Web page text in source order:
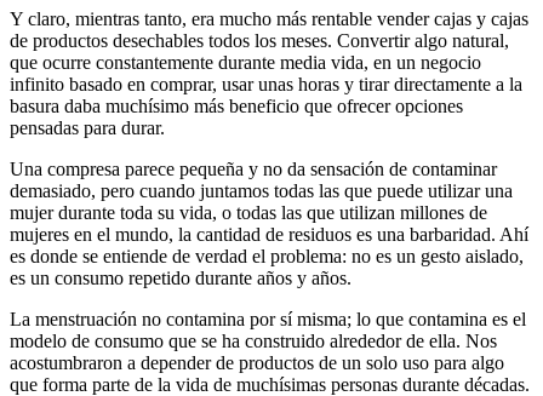
Y claro, mientras tanto, era mucho más rentable vender cajas y cajas
de productos desechables todos los meses. Convertir algo natural,
que ocurre constantemente durante media vida, en un negocio
infinito basado en comprar, usar unas horas y tirar directamente a la
basura daba muchísimo más beneficio que ofrecer opciones
pensadas para durar.
Una compresa parece pequeña y no da sensación de contaminar
demasiado, pero cuando juntamos todas las que puede utilizar una
mujer durante toda su vida, o todas las que utilizan millones de
mujeres en el mundo, la cantidad de residuos es una barbaridad. Ahí
es donde se entiende de verdad el problema: no es un gesto aislado,
es un consumo repetido durante años y años.
La menstruación no contamina por sí misma; lo que contamina es el
modelo de consumo que se ha construido alrededor de ella. Nos
acostumbraron a depender de productos de un solo uso para algo
que forma parte de la vida de muchísimas personas durante décadas.